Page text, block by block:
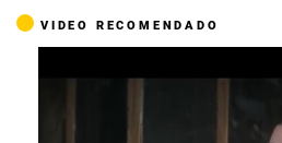
VIDEO RECOMENDADO